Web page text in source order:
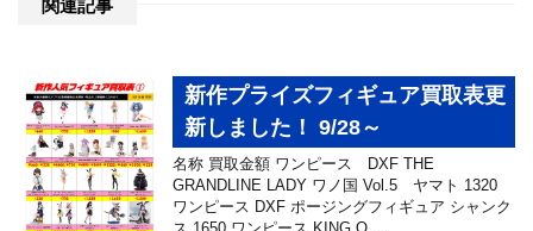
関連記事
新作プライズフィギュア買取表更
新しました！ 9/28～
名称 買取金額 ワンピース DXF THE
GRANDLINE LADY ワノ国 Vol.5 ヤマト 1320
ワンピース DXF ポージングフィギュア シャンク